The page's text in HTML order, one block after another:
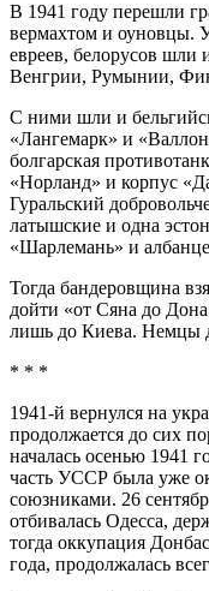
В 1941 году перешли
вермахтом и оуновцы.
евреев, белорусов
Венгрии, Румынии,
С ними шли и
«Лангемарк» и
болгарская
«Норланд» и корпус
Гуральский
латышские и одна
«Шарлемань» и
Тогда бандеровщина
дойти «от Сяна до
лишь до Киева. Немцы
* * *
1941-й вернулся на
продолжается до сих
началась осенью 1941
часть УССР была уже
союзниками. 26
отбивалась Одесса,
тогда оккупация
года, продолжалась